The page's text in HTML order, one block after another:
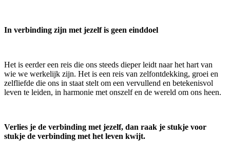
In verbinding zijn met jezelf is geen einddoel
Het is eerder een reis die ons steeds dieper leidt naar het hart van
wie we werkelijk zijn. Het is een reis van zelfontdekking, groei en
zelfliefde die ons in staat stelt om een vervullend en betekenisvol
leven te leiden, in harmonie met onszelf en de wereld om ons heen.
Verlies je de verbinding met jezelf, dan raak je stukje voor
stukje de verbinding met het leven kwijt.